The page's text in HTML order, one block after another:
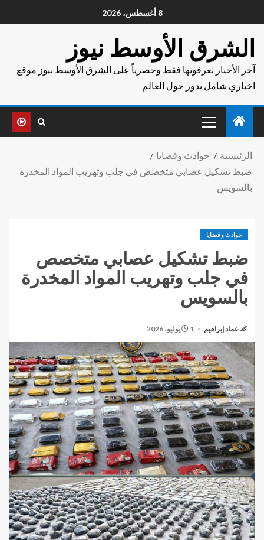
8 أغسطس، 2026
الشرق الأوسط نيوز
آخر الأخبار تعرفونها فقط وحصرياً على الشرق الأوسط نيوز موقع
اخباري شامل يدور حول العالم
الرئيسية
حوادث وقضايا
ضبط تشكيل عصابي متخصص في جلب وتهريب المواد المخدرة
بالسويس
حوادث وقضايا
ضبط تشكيل عصابي متخصص
في جلب وتهريب المواد المخدرة
بالسويس
عماد إبراهيم 1 يوليو، 2026